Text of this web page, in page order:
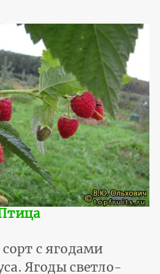
с ягодами
Ягоды светло-